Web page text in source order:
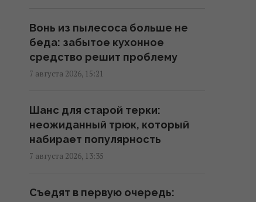
08:30 суббота, 08 августа 2026
Клубника против голубики:
питательных веществ
07:31 суббота, 08 августа 2026
календарь на август 2026
Вонь из пылесоса больше не
беда: забытое кухонное
средство решит проблему
7 августа 2026, 15:21
Шанс для старой терки:
неожиданный трюк, который
набирает популярность
7 августа 2026, 13:35
Съедят в первую очередь: